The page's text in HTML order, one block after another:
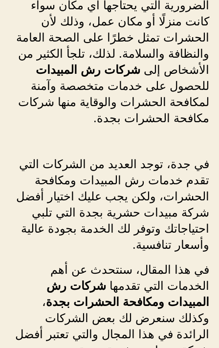
الضرورية التي يحتاجها أي مكان سواء
كانت منزلًا أو مكان عمل، وذلك لأن
الحشرات تمثل خطرًا على الصحة العامة
والنظافة والسلامة. لذلك، تلجأ الكثير من
الأشخاص إلى شركات رش المبيدات
للحصول على خدمات متخصصة وآمنة
لمكافحة الحشرات والوقاية منها شركات
مكافحة الحشرات بجدة.
في جدة، توجد العديد من الشركات التي
تقدم خدمات رش المبيدات ومكافحة
الحشرات، ولكن يجب عليك اختيار أفضل
شركة مبيدات حشرية بجدة التي تلبي
احتياجاتك وتوفر لك الخدمة بجودة عالية
وأسعار تنافسية.
في هذا المقال، سنتحدث عن أهم
الخدمات التي تقدمها شركات رش
المبيدات ومكافحة الحشرات بجدة،
وكذلك سنعرض لك بعض الشركات
الرائدة في هذا المجال والتي تعتبر أفضل